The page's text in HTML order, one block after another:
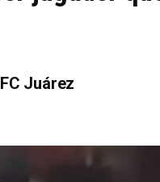
Juárez